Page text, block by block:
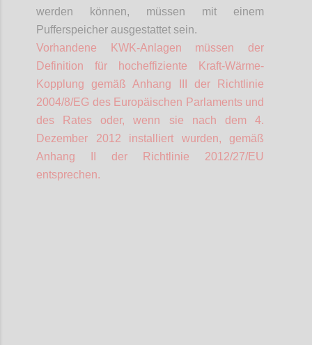
werden können, müssen mit einem
Pufferspeicher ausgestattet sein.
Vorhandene KWK-Anlagen müssen der
Definition für hocheffiziente Kraft-Wärme-
Kopplung gemäß Anhang III der Richtlinie
2004/8/EG des Europäischen Parlaments und
des Rates oder, wenn sie nach dem 4.
Dezember 2012 installiert wurden, gemäß
Anhang II der Richtlinie 2012/27/EU
entsprechen.